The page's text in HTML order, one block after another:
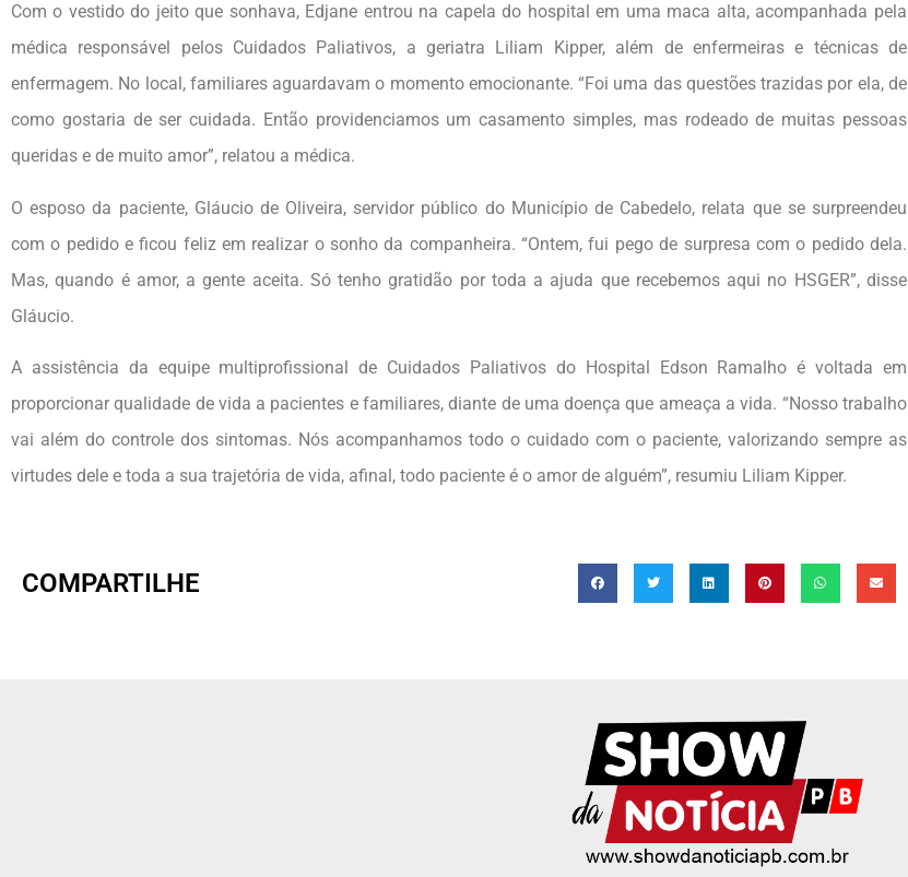
Com o vestido do jeito que sonhava, Edjane entrou na capela do hospital em uma maca alta, acompanhada pela
médica responsável pelos Cuidados Paliativos, a geriatra Liliam Kipper, além de enfermeiras e técnicas de
enfermagem. No local, familiares aguardavam o momento emocionante. “Foi uma das questões trazidas por ela, de
como gostaria de ser cuidada. Então providenciamos um casamento simples, mas rodeado de muitas pessoas
queridas e de muito amor”, relatou a médica.
O esposo da paciente, Gláucio de Oliveira, servidor público do Município de Cabedelo, relata que se surpreendeu
com o pedido e ficou feliz em realizar o sonho da companheira. “Ontem, fui pego de surpresa com o pedido dela.
Mas, quando é amor, a gente aceita. Só tenho gratidão por toda a ajuda que recebemos aqui no HSGER”, disse
Gláucio.
A assistência da equipe multiprofissional de Cuidados Paliativos do Hospital Edson Ramalho é voltada em
proporcionar qualidade de vida a pacientes e familiares, diante de uma doença que ameaça a vida. “Nosso trabalho
vai além do controle dos sintomas. Nós acompanhamos todo o cuidado com o paciente, valorizando sempre as
virtudes dele e toda a sua trajetória de vida, afinal, todo paciente é o amor de alguém”, resumiu Liliam Kipper.
COMPARTILHE